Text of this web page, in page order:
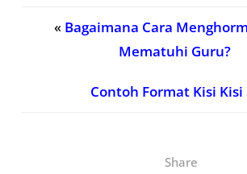
Share
« Bagaimana Cara
Mematuhi Guru?
Contoh Format Kisi Kisi